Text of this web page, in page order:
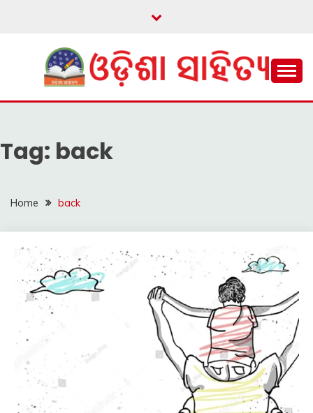
ଓଡ଼ିଶା ସାହିତ୍ୟ
Tag: back
Home back